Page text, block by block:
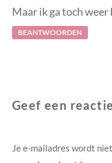
Maar ik ga toch
BEANTWOORDEN
Geef een reactie
Je e-mailadres wordt